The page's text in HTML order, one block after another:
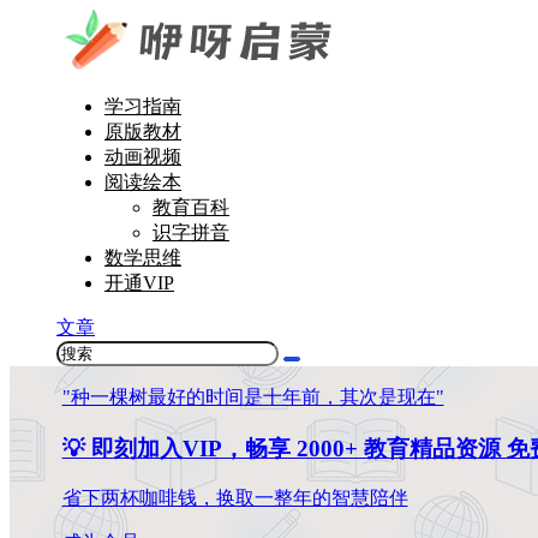
学习指南
原版教材
动画视频
阅读绘本
教育百科
识字拼音
数学思维
开通VIP
文章
"种一棵树最好的时间是十年前，其次是现在"
💡 即刻加入VIP，畅享 2000+ 教育精品资源 免
省下两杯咖啡钱，换取一整年的智慧陪伴